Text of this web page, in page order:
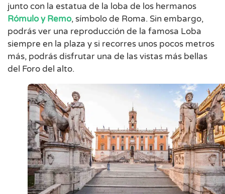
junto con la estatua de la loba de los hermanos
Rómulo y Remo, símbolo de Roma. Sin embargo,
podrás ver una reproducción de la famosa Loba
siempre en la plaza y si recorres unos pocos metros
más, podrás disfrutar una de las vistas más bellas
del Foro del alto.